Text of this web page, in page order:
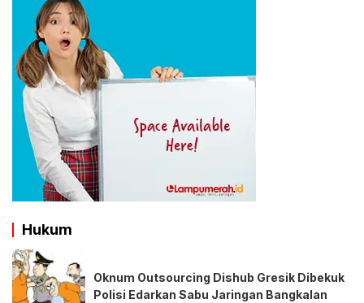
Hukum
Oknum Outsourcing Dishub Gresik Dibekuk
Polisi Edarkan Sabu Jaringan Bangkalan